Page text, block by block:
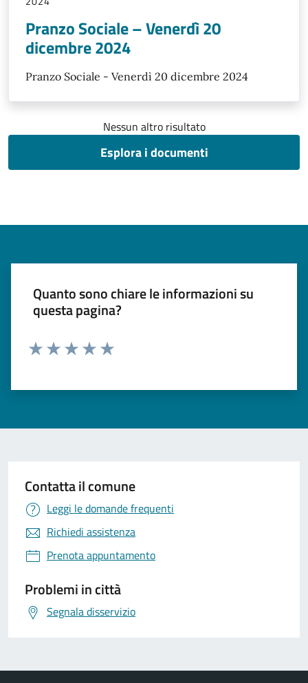
Pranzo Sociale – Venerdì 20
dicembre 2024
Pranzo Sociale - Venerdì 20 dicembre 2024
Nessun altro risultato
Esplora i documenti
Quanto sono chiare le informazioni su
questa pagina?
Contatta il comune
Leggi le domande frequenti
Richiedi assistenza
Prenota appuntamento
Problemi in città
Segnala disservizio